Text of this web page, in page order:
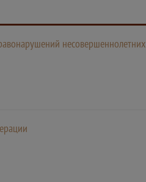
несовершеннолетних